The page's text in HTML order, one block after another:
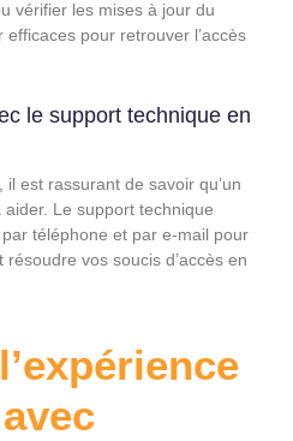
vérifier les mises à jour du
efficaces pour retrouver l’accès
le support technique en
il est rassurant de savoir qu’un
Le support technique
téléphone et par e-mail pour
vos soucis d’accès en